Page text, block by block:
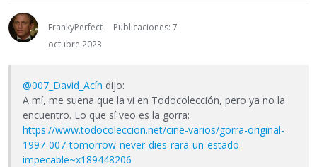
FrankyPerfect
Publicaciones: 7
octubre 2023
@007_David_Acín dijo:
A mí, me suena que la vi en Todocolección, pero ya no la
encuentro. Lo que sí veo es la gorra:
https://www.todocoleccion.net/cine-varios/gorra-original-
1997-007-tomorrow-never-dies-rara-un-estado-
impecable~x189448206